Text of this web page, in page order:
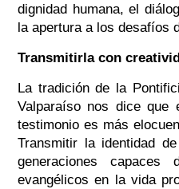
dignidad humana, el
la apertura a los desafíos
Transmitirla con
La tradición de la
Valparaíso nos dice que
testimonio es más
Transmitir la identidad
generaciones
evangélicos en la vida